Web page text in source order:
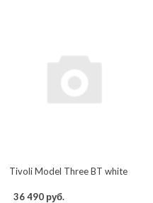
Tivoli Model Three BT white
36 490 руб.